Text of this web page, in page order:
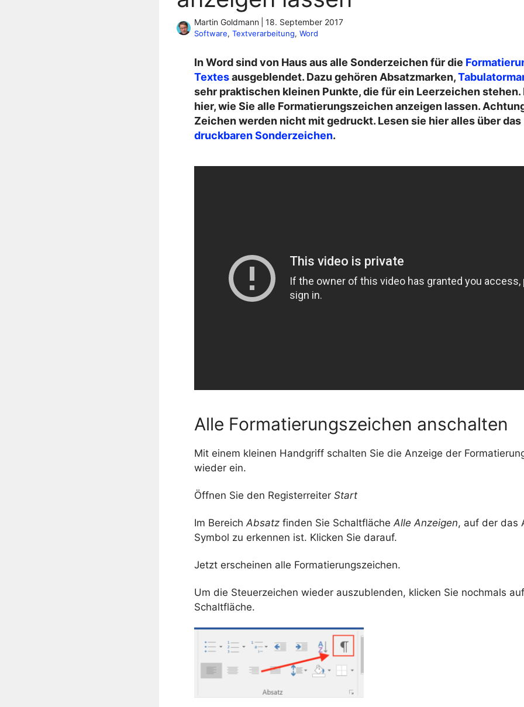
Martin Goldmann 18. September 2017
Software, Textverarbeitung, Word
In Word sind von Haus aus alle Sonderzeichen für die
Textesausgeblendet. Dazu gehören Absatzmarken,
sehr praktischen kleinen Punkte, die für ein Leerzeichen stehen.
hier, wie Sie alle Formatierungszeichen anzeigen lassen.
Zeichen werden nicht mit gedruckt. Lesen sie hier alles über das
druckbaren Sonderzeichen.
Alle Formatierungszeichen anschalten
Mit einem kleinen Handgriff schalten Sie die Anzeige der
wieder ein.
Öffnen Sie den Registerreiter Start
Im Bereich Absatz finden Sie Schaltfläche Alle Anzeigen, auf der das
Symbol zu erkennen ist. Klicken Sie darauf.
Jetzt erscheinen alle Formatierungszeichen.
Um die Steuerzeichen wieder auszublenden, klicken Sie nochmals
Schaltfläche.